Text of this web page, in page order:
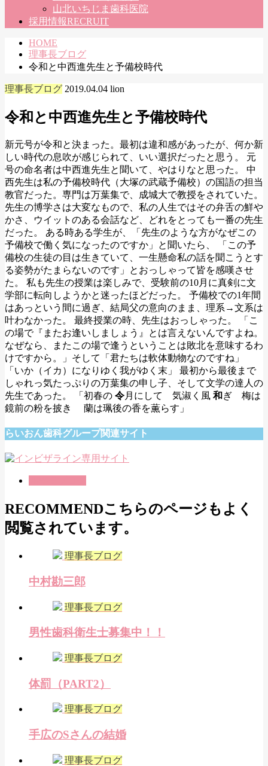
山北いちじま歯科医院
採用情報RECRUIT
HOME
理事長ブログ
令和と中西進先生と予備校時代
理事長ブログ 2019.04.04 lion
令和と中西進先生と予備校時代
新元号が令和と決まった。最初は違和感があったが、何か新
しい時代の息吹が感じられて、いい選択だったと思う。 元
号の命名者は中西進先生と聞いて、やはりなと思った。 中
西先生は私の予備校時代（大塚の武蔵予備校）の国語の担当
教官だった。専門は万葉集で、成城大で教授をされていた。
先生の博学さは大変なもので、私の人生ではその弁舌の鮮や
かさ、ウイットのある会話など、どれをとっても一番の先生
だった。 ある時ある学生が、「先生のような方がなぜこの
予備校で働く気になったのですか」と聞いたら、 「この予
備校の生徒の目は生きていて、一生懸命私の話を聞こうとす
る姿勢がたまらないのです」とおっしゃって皆を感嘆させ
た。 私も先生の授業は楽しみで、受験前の10月に真剣に文
学部に転向しようかと迷ったほどだった。 予備校での1年間
はあっという間に過ぎ、結局父の意向のまま、理系→文系は
叶わなかった。 最終授業の時、先生はおっしゃった。 「こ
の場で『またお逢いしましょう』とは言えないんですよね。
なぜなら、またこの場で逢うということは敗北を意味するわ
けですから。」そして「君たちは軟体動物なのですね」
「いか（イカ）になりゆく我がゆく末」 最初から最後まで
しゃれっ気たっぷりの万葉集の申し子、そして文学の達人の
先生であった。 「初春の 令月にして 気淑く風 和 ぎ 梅は
鏡前の粉を披き 蘭は珮後の香を薫らす」
らいおん歯科グループ関連サイト
RECOMMENDこちらのページもよく
閲覧されています。
理事長ブログ
中村勘三郎
理事長ブログ
男性歯科衛生士募集中！！
理事長ブログ
体罰（PART2）
理事長ブログ
手広のSさんの結婚
理事長ブログ